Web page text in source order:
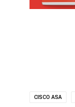
CISCO ASA